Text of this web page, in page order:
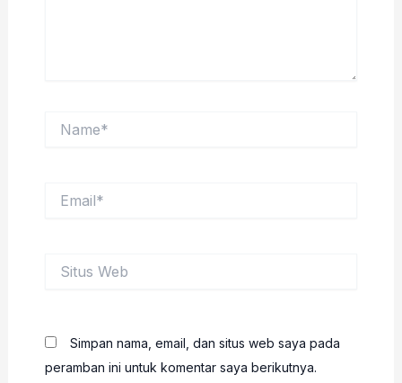
Web
Simpan nama, email, dan situs web saya pada
peramban ini untuk komentar saya berikutnya.